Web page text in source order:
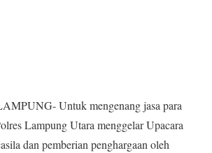
Untuk mengenang jasa para
Lampung Utara menggelar Upacara
dan pemberian penghargaan oleh